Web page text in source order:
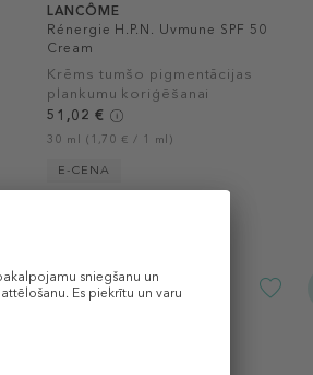
LANCÔME
Rénergie H.P.N. Uvmune SPF 50
Cream
Krēms tumšo pigmentācijas
plankumu koriģēšanai
51,02 €
30 ml (1,70 € / 1 ml)
E-CENA
-30%